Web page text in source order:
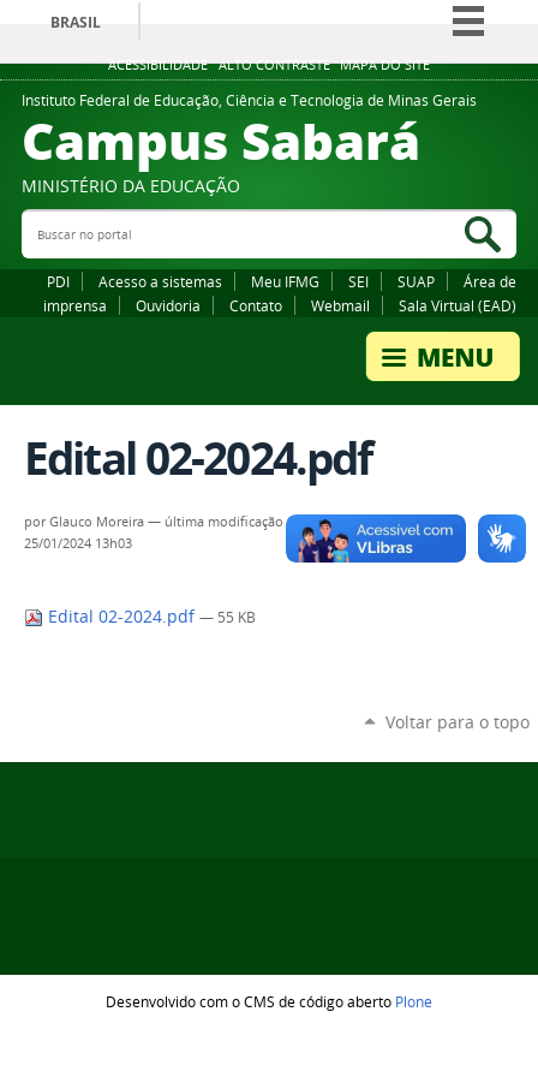
ACESSIBILIDADE ALTO CONTRASTE MAPA DO SITE
BRASIL
Simplifique!
Comunica BR
Participe
Legislação
Instituto Federal de Educação, Ciência e Tecnologia de Minas Gerais
Campus Sabará
MINISTÉRIO DA EDUCAÇÃO
Buscar no portal
PDI Acesso a sistemas Meu IFMG SEI SUAP
Área de
imprensa
Ouvidoria Contato Webmail Sala Virtual (EAD)
Edital 02-2024.pdf
porGlauco Moreira — última modificação
25/01/2024 13h03
Edital 02-2024.pdf — 55 KB
Voltar para o topo
Desenvolvido com o CMS de código aberto Plone